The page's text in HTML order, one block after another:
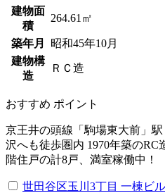
建物面
積
264.61㎡
築年月
昭和45年10月
建物構
造
ＲＣ造
おすすめ ポイント
京王井の頭線「駒場東大前」
沢へも徒歩圏内 1970年築のRC
階住戸の計8戸、満室稼働中！
世田谷区玉川3丁目 一棟ビル